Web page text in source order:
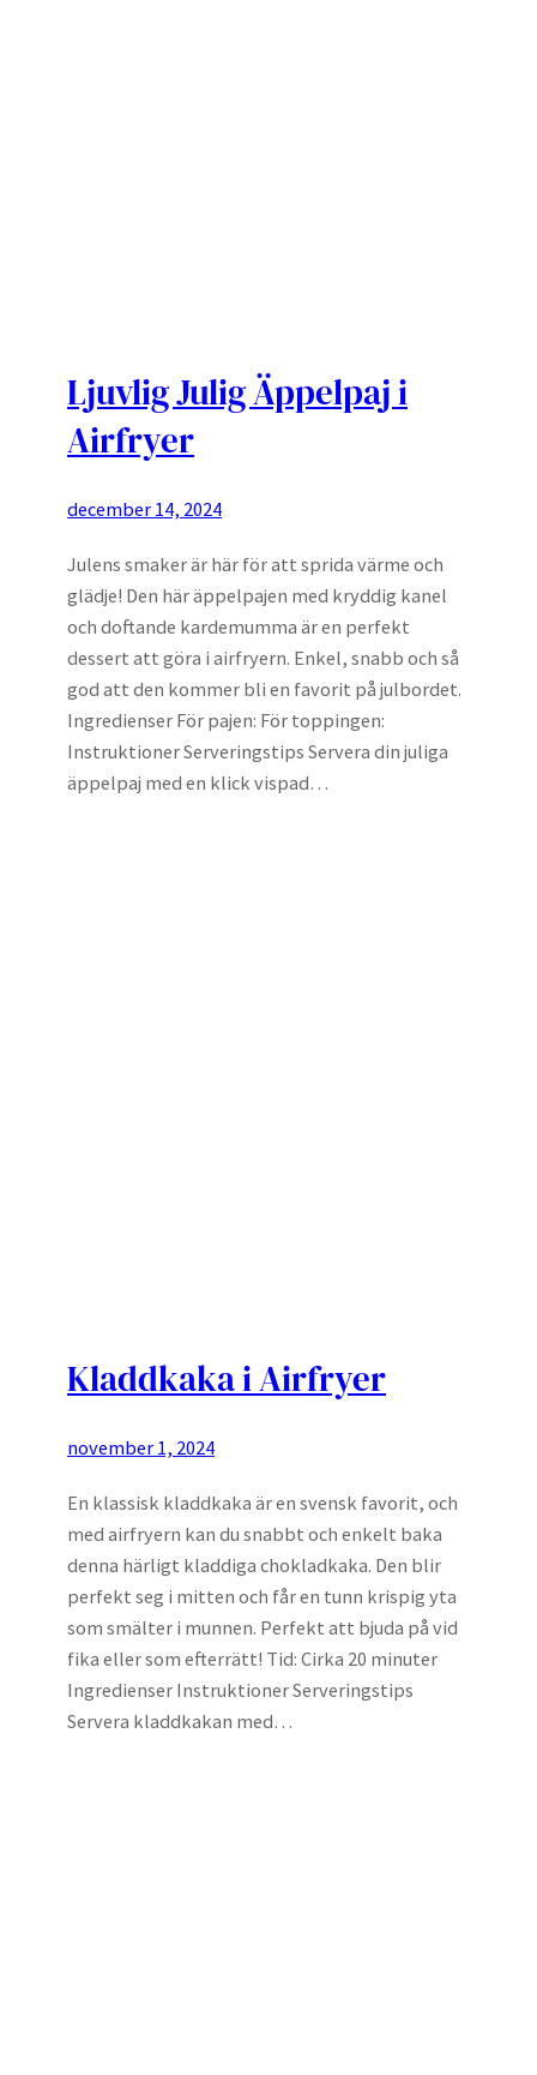
Ljuvlig Julig Äppelpaj i
Airfryer
december 14, 2024
Julens smaker är här för att sprida värme och
glädje! Den här äppelpajen med kryddig kanel
och doftande kardemumma är en perfekt
dessert att göra i airfryern. Enkel, snabb och så
god att den kommer bli en favorit på julbordet.
Ingredienser För pajen: För toppingen:
Instruktioner Serveringstips Servera din juliga
äppelpaj med en klick vispad…
Kladdkaka i Airfryer
november 1, 2024
En klassisk kladdkaka är en svensk favorit, och
med airfryern kan du snabbt och enkelt baka
denna härligt kladdiga chokladkaka. Den blir
perfekt seg i mitten och får en tunn krispig yta
som smälter i munnen. Perfekt att bjuda på vid
fika eller som efterrätt! Tid: Cirka 20 minuter
Ingredienser Instruktioner Serveringstips
Servera kladdkakan med…